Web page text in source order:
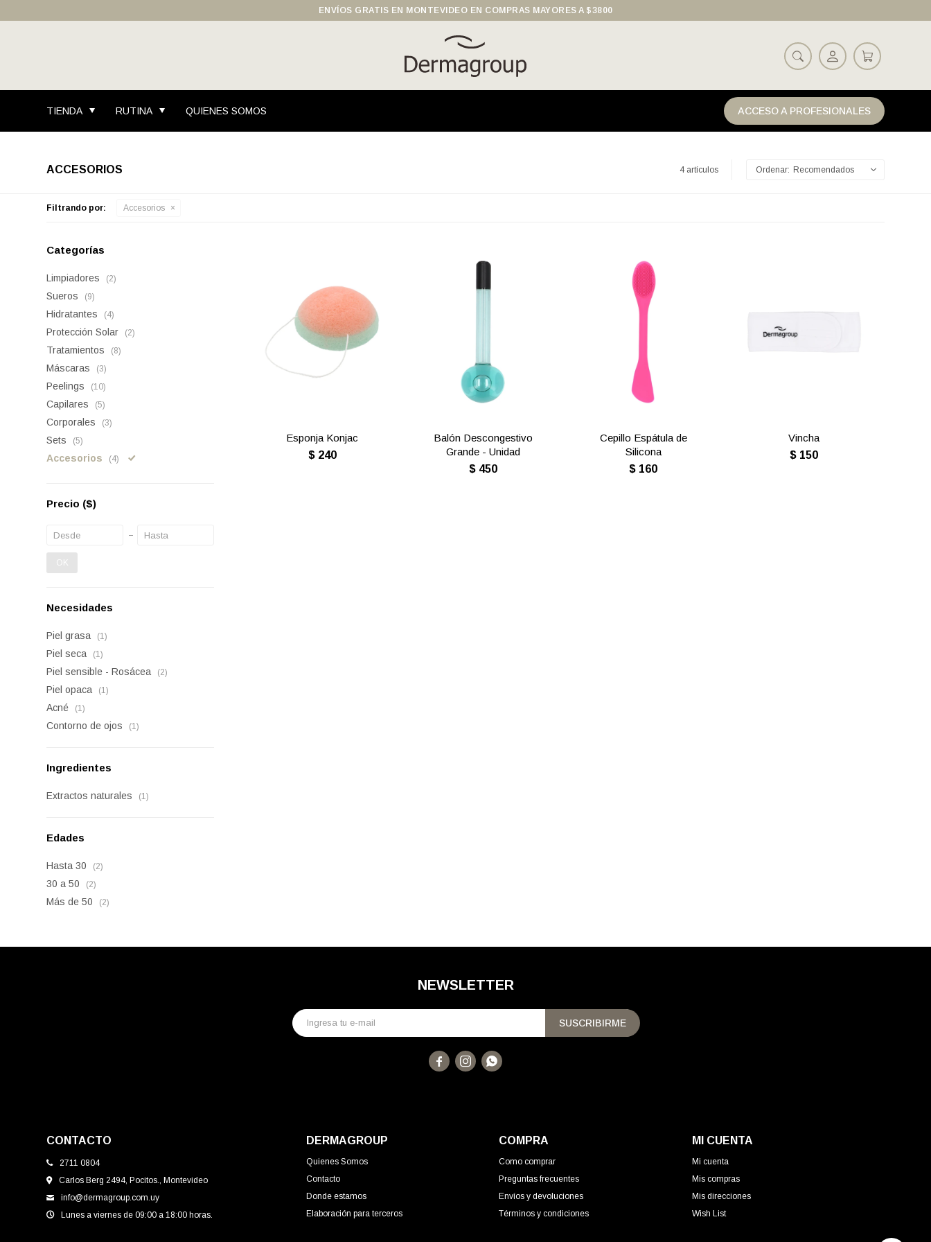
TIENDA RUTINA QUIENES SOMOS ACCESO A PROFESIONALES
ENVÍOS GRATIS EN MONTEVIDEO EN COMPRAS MAYORES A $3800
ACCESORIOS 4 artículos Recomendados
Filtrando por: Accesorios
Esponja Konjac
$ 240
Balón Descongestivo
Grande - Unidad
$ 450
Cepillo Espátula de
Silicona
$ 160
Vincha
$ 150
Categorías
Limpiadores (2)
Sueros (9)
Hidratantes (4)
Protección Solar (2)
Tratamientos (8)
Máscaras (3)
Peelings (10)
Capilares (5)
Corporales (3)
Sets (5)
Accesorios (4)
Precio ($)
OK
Necesidades
Piel grasa (1)
Piel seca (1)
Piel sensible - Rosácea (2)
Piel opaca (1)
Acné (1)
Contorno de ojos (1)
Ingredientes
Extractos naturales (1)
Edades
Hasta 30 (2)
30 a 50 (2)
Más de 50 (2)
CONTACTO
2711 0804
Carlos Berg 2494, Pocitos., Montevideo
info@dermagroup.com.uy
Lunes a viernes de 09:00 a 18:00 horas.
DERMAGROUP
Quienes Somos
Contacto
Donde estamos
Elaboración para terceros
COMPRA
Como comprar
Preguntas frecuentes
Envíos y devoluciones
Términos y condiciones
MI CUENTA
Mi cuenta
Mis compras
Mis direcciones
Wish List
NEWSLETTER
SUSCRIBIRME
  